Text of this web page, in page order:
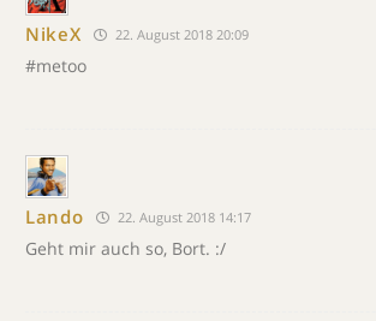
NikeX 22. August 2018 20:09
#metoo
Lando 22. August 2018 14:17
Geht mir auch so, Bort. :/